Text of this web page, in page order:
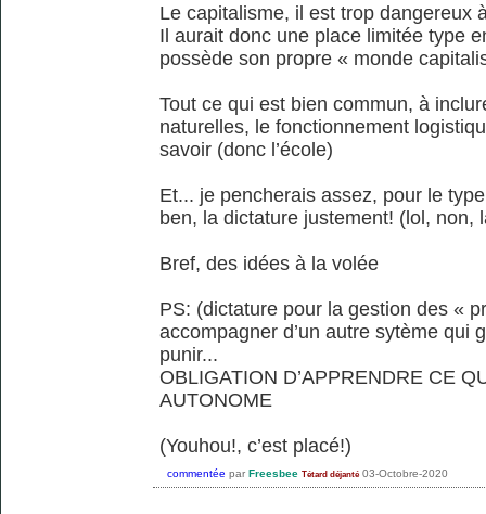
Le capitalisme, il est trop dangereux
Il aurait donc une place limitée type
possède son propre « monde
Tout ce qui est bien commun, à
naturelles, le fonctionnement
savoir (donc l’école)
Et... je pencherais assez, pour le
ben, la dictature justement! (lol, non,
Bref, des idées à la volée
PS: (dictature pour la gestion des «
accompagner d’un autre sytème qui
punir...
OBLIGATION D’APPRENDRE CE
AUTONOME
(Youhou!, c’est placé!)
commentée par Freesbee Tétard déjanté 03-Octobre-2020